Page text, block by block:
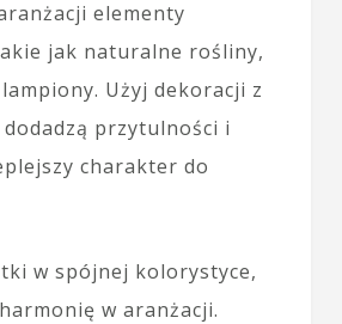
elementy
jak naturalne rośliny,
Użyj dekoracji z
przytulności i
charakter do
w spójnej kolorystyce,
w aranżacji.